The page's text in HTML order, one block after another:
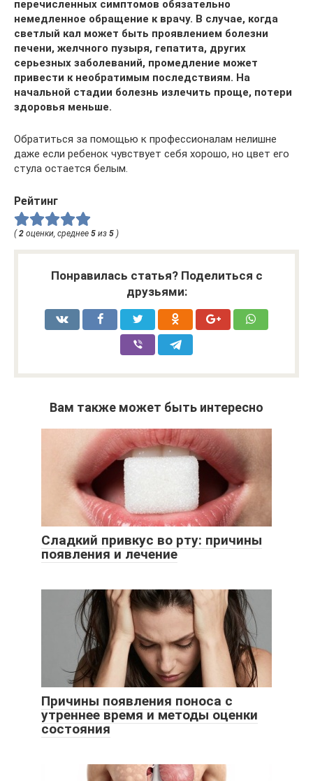
перечисленных симптомов обязательно
немедленное обращение к врачу. В случае, когда
светлый кал может быть проявлением болезни
печени, желчного пузыря, гепатита, других
серьезных заболеваний, промедление может
привести к необратимым последствиям. На
начальной стадии болезнь излечить проще, потери
здоровья меньше.
Обратиться за помощью к профессионалам нелишне
даже если ребенок чувствует себя хорошо, но цвет его
стула остается белым.
Рейтинг
( 2 оценки, среднее 5 из 5 )
Понравилась статья? Поделиться с
друзьями:
Вам также может быть интересно
Сладкий привкус во рту: причины
появления и лечение
Причины появления поноса с
утреннее время и методы оценки
состояния